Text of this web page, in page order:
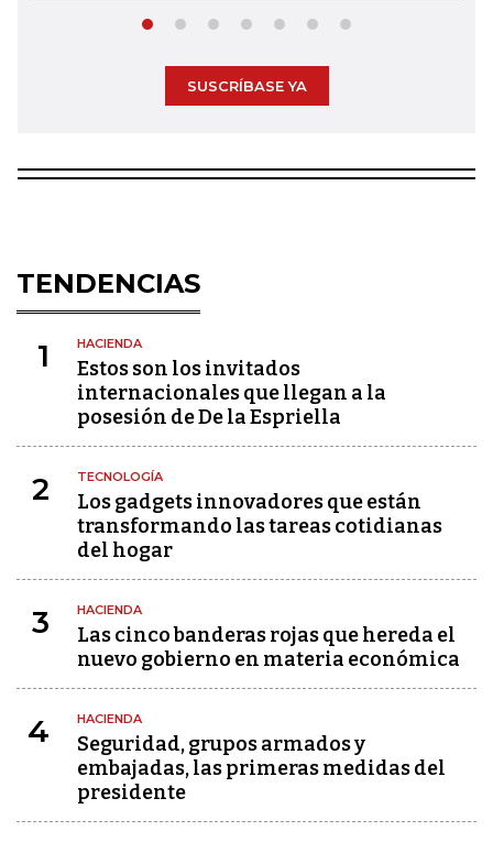
SUSCRÍBASE YA
TENDENCIAS
1 HACIENDA
Estos son los invitados
internacionales que llegan a la
posesión de De la Espriella
2 TECNOLOGÍA
Los gadgets innovadores que están
transformando las tareas cotidianas
del hogar
3 HACIENDA
Las cinco banderas rojas que hereda el
nuevo gobierno en materia económica
4 HACIENDA
Seguridad, grupos armados y
embajadas, las primeras medidas del
presidente